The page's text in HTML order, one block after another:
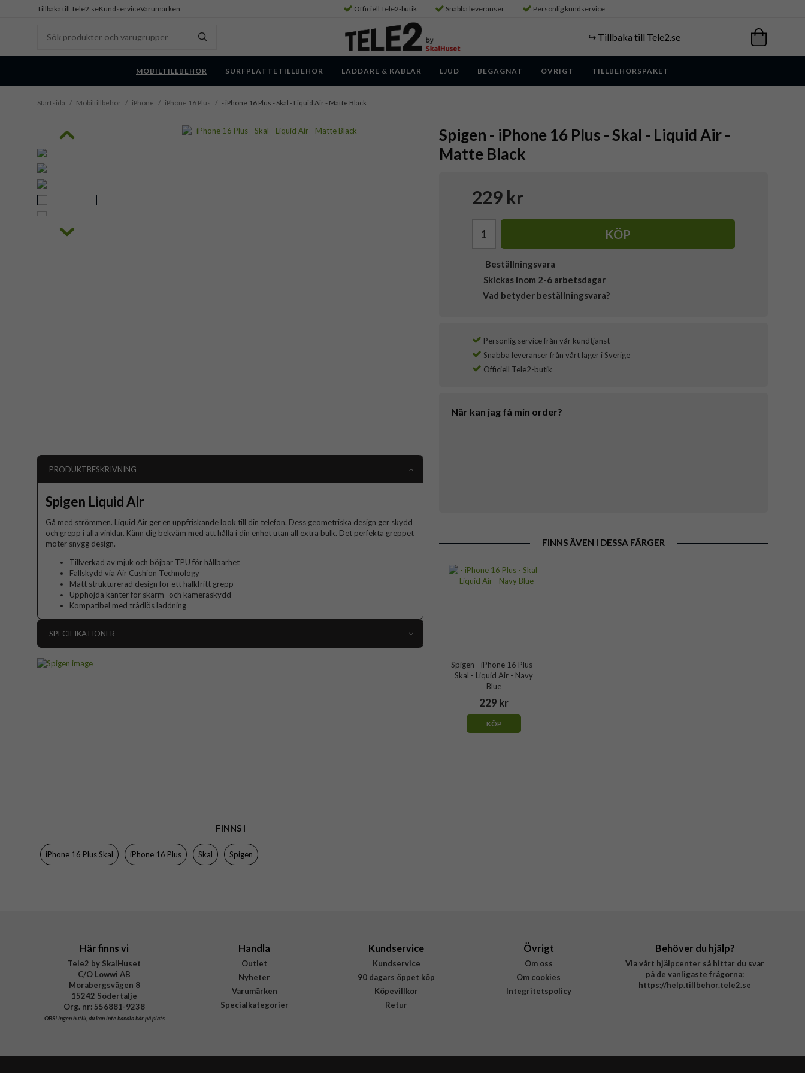
Tillbaka till Tele2.seKundserviceVarumärken Officiell Tele2-butik Snabba leveranser Personlig kundservice
↪️ Tillbaka till Tele2.se
MOBILTILLBEHÖR SURFPLATTETILLBEHÖR LADDARE & KABLAR LJUD BEGAGNAT ÖVRIGT TILLBEHÖRSPAKET
Startsida / Mobiltillbehör / iPhone / iPhone 16 Plus / - iPhone 16 Plus - Skal - Liquid Air - Matte Black
Spigen - iPhone 16 Plus - Skal - Liquid Air -
Matte Black
229 kr
KÖP
Beställningsvara
Skickas inom 2-6 arbetsdagar
Vad betyder beställningsvara?
Personlig service från vår kundtjänst
Snabba leveranser från vårt lager i Sverige
Officiell Tele2-butik
När kan jag få min order?
FINNS ÄVEN I DESSA FÄRGER
Spigen - iPhone 16 Plus -
Skal - Liquid Air - Navy
Blue
229 kr
KÖP
PRODUKTBESKRIVNING
Spigen Liquid Air
Gå med strömmen. Liquid Air ger en uppfriskande look till din telefon. Dess geometriska design ger skydd
och grepp i alla vinklar. Känn dig bekväm med att hålla i din enhet utan all extra bulk. Det perfekta greppet
möter snygg design.
Tillverkad av mjuk och böjbar TPU för hållbarhet
Fallskydd via Air Cushion Technology
Matt strukturerad design för ett halkfritt grepp
Upphöjda kanter för skärm- och kameraskydd
Kompatibel med trådlös laddning
SPECIFIKATIONER
FINNS I
iPhone 16 Plus Skal iPhone 16 Plus Skal Spigen
Här finns vi
Tele2 by SkalHuset
C/O Lowwi AB
Morabergsvägen 8
15242 Södertälje
Org. nr: 556881-9238
OBS!Ingen butik, du kan inte handla här på plats
Handla
Outlet
Nyheter
Varumärken
Specialkategorier
Kundservice
Kundservice
90 dagars öppet köp
Köpevillkor
Retur
Övrigt
Om oss
Om cookies
Integritetspolicy
Behöver du hjälp?
Via vårt hjälpcenter så hittar du svar
på de vanligaste frågorna:
https://help.tillbehor.tele2.se